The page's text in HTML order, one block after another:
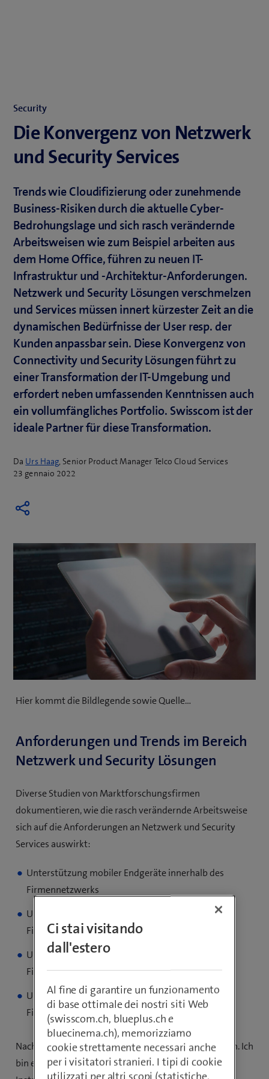
Security
Die Konvergenz von Netzwerk
und Security Services
Trends wie Cloudifizierung oder zunehmende
Business-Risiken durch die aktuelle Cyber-
Bedrohungslage und sich rasch verändernde
Arbeitsweisen wie zum Beispiel arbeiten aus
dem Home Office, führen zu neuen IT-
Infrastruktur und -Architektur-Anforderungen.
Netzwerk und Security Lösungen verschmelzen
und Services müssen innert kürzester Zeit an die
dynamischen Bedürfnisse der User resp. der
Kunden anpassbar sein. Diese Konvergenz von
Connectivity und Security Lösungen führt zu
einer Transformation der IT-Umgebung und
erfordert neben umfassenden Kenntnissen auch
ein vollumfängliches Portfolio. Swisscom ist der
ideale Partner für diese Transformation.
Da Urs Haag, Senior Product Manager Telco Cloud Services
23 gennaio 2022
Hier kommt die Bildlegende sowie Quelle…
Anforderungen und Trends im Bereich
Netzwerk und Security Lösungen
Diverse Studien von Marktforschungsfirmen
dokumentieren, wie die rasch verändernde Arbeitsweise
sich auf die Anforderungen an Netzwerk und Security
Services auswirkt:
Unterstützung mobiler Endgeräte innerhalb des
Firmennetzwerks
Unterstützung mobiler Endgeräte innerhalb des
Firmennetzwerks
Unterstützung mobiler Endgeräte innerhalb des
Firmennetzwerks
Unterstützung mobiler Endgeräte innerhalb des
Firmennetzwerks
Nach der Matura wollte ich etwas Praktisches machen. Ich
bin ein kreativer und aktiver Mensch, spiele sechs
Ci stai visitando
dall'estero
Al fine di garantire un funzionamento
di base ottimale dei nostri siti Web
(swisscom.ch, blueplus.ch e
bluecinema.ch), memorizziamo
cookie strettamente necessari anche
per i visitatori stranieri. I tipi di cookie
utilizzati per altri scopi (statistiche,